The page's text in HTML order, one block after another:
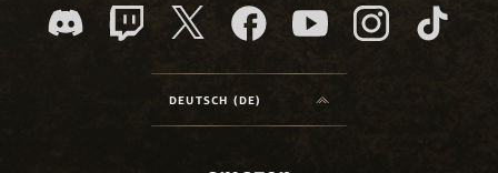
DEUTSCH (DE)